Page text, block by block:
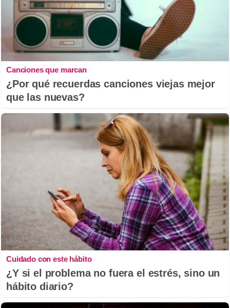
Canciones que marcan
¿Por qué recuerdas canciones viejas mejor
que las nuevas?
Cuidado con este hábito
¿Y si el problema no fuera el estrés, sino un
hábito diario?